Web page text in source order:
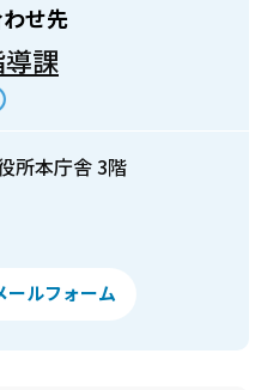
せ先
課
所本庁舎 3階
ールフォーム